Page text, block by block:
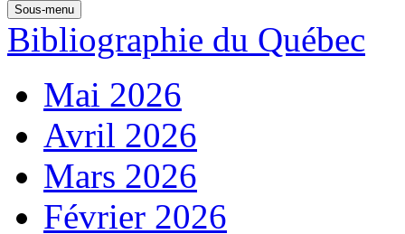
Sous-menu
Bibliographie du Québec
Mai 2026
Avril 2026
Mars 2026
Février 2026